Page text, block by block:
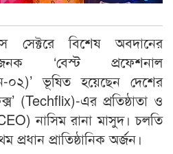
সেক্টরে বিশেষ অবদানের
‘বেস্ট প্রফেশনাল
০২)’ ভূষিত হয়েছেন দেশের
(Techflix)-এর প্রতিষ্ঠাতা ও
নাসিম রানা মাসুদ। চলতি
প্রাতিষ্ঠানিক অর্জন।